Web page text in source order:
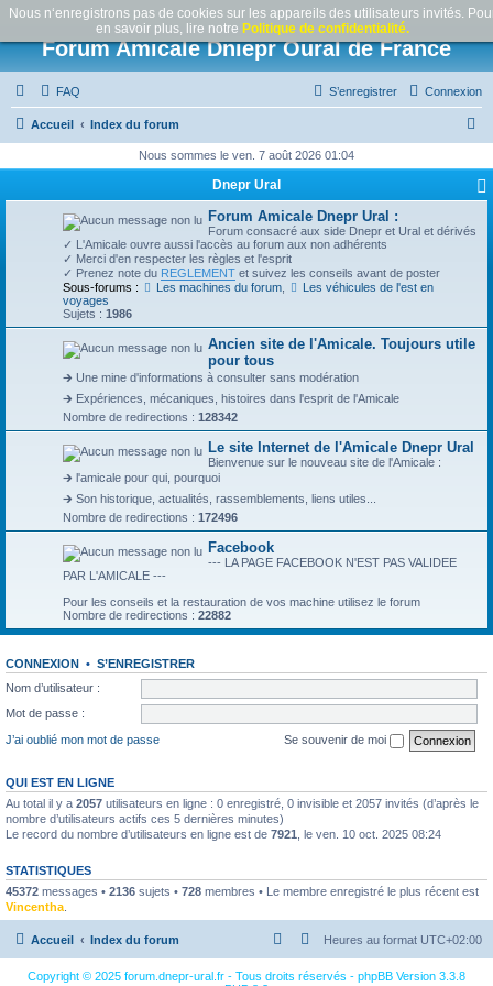
Nous n‘enregistrons pas de cookies sur les appareils des utilisateurs invités.
en savoir plus, lire notre Politique de confidentialité.
Forum Amicale Dniepr Oural de France
FAQ Connexion
S’enregistrer
Accueil Index du forum
h
Nous sommes le ven. 7 août 2026 01:04
Dnepr Ural
Forum Amicale Dnepr Ural :
Forum consacré aux side Dnepr et Ural et dérivés
✓ L'Amicale ouvre aussi l'accès au forum aux non adhérents
✓ Merci d'en respecter les règles et l'esprit
✓ Prenez note du REGLEMENT et suivez les conseils avant de poster
Sous-forums :
Les machines du forum,
Les véhicules de l'est en
voyages
Sujets : 1986
Ancien site de l'Amicale. Toujours utile
pour tous
🡲 Une mine d'informations à consulter sans modération
🡲 Expériences, mécaniques, histoires dans l'esprit de l'Amicale
Nombre de redirections : 128342
Le site Internet de l'Amicale Dnepr Ural
Bienvenue sur le nouveau site de l'Amicale :
🡲 l'amicale pour qui, pourquoi
🡲 Son historique, actualités, rassemblements, liens utiles...
Nombre de redirections : 172496
Facebook
--- LA PAGE FACEBOOK N'EST PAS VALIDEE
PAR L'AMICALE ---
Pour les conseils et la restauration de vos machine utilisez le forum
Nombre de redirections : 22882
CONNEXION • S’ENREGISTRER
Nom d’utilisateur :
Mot de passe :
J’ai oublié mon mot de passe
Se souvenir de moi
QUI EST EN LIGNE
Au total il y a 2057 utilisateurs en ligne : 0 enregistré, 0 invisible et 2057 invités (d’après le
nombre d’utilisateurs actifs ces 5 dernières minutes)
Le record du nombre d’utilisateurs en ligne est de 7921 , le ven. 10 oct. 2025 08:24
STATISTIQUES
45372 messages • 2136 sujets • 728 membres • Le membre enregistré le plus récent est
Vincentha
Accueil Index du forum Heures au format UTC+02:00
Copyright © 2025 forum.dnepr-ural.fr - Tous droits réservés - phpBB Version 3.3.8